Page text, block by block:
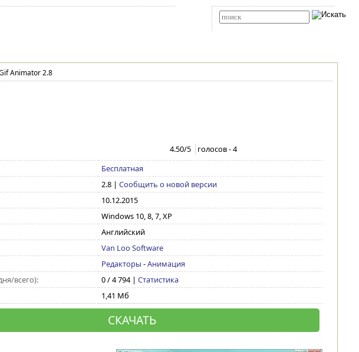
Animator 2.8
4.50/5 голосов -4
Бесплатная
2.8| Сообщить о новой версии
10.12.2015
Windows 10, 8, 7, XP
Английский
Van Loo Software
Редакторы -Анимация
всего):
0 / 4 794 | Статистика
1,41 Мб
СКАЧАТЬ